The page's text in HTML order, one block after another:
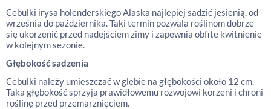
Cebulki irysa holenderskiego Alaska najlepiej sadzić jesienią, od
września do października. Taki termin pozwala roślinom dobrze
się ukorzenić przed nadejściem zimy i zapewnia obfite kwitnienie
w kolejnym sezonie.
Głębokość sadzenia
Cebulki należy umieszczać w glebie na głębokości około 12 cm.
Taka głębokość sprzyja prawidłowemu rozwojowi korzeni i chroni
roślinę przed przemarznięciem.